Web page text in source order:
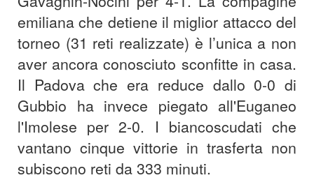
emiliana che detiene il miglior attacco del
torneo (31 reti realizzate) è l’unica a non
aver ancora conosciuto sconfitte in casa.
Il Padova che era reduce dallo 0-0 di
Gubbio ha invece piegato all'Euganeo
l'Imolese per 2-0. I biancoscudati che
vantano cinque vittorie in trasferta non
subiscono reti da 333 minuti.